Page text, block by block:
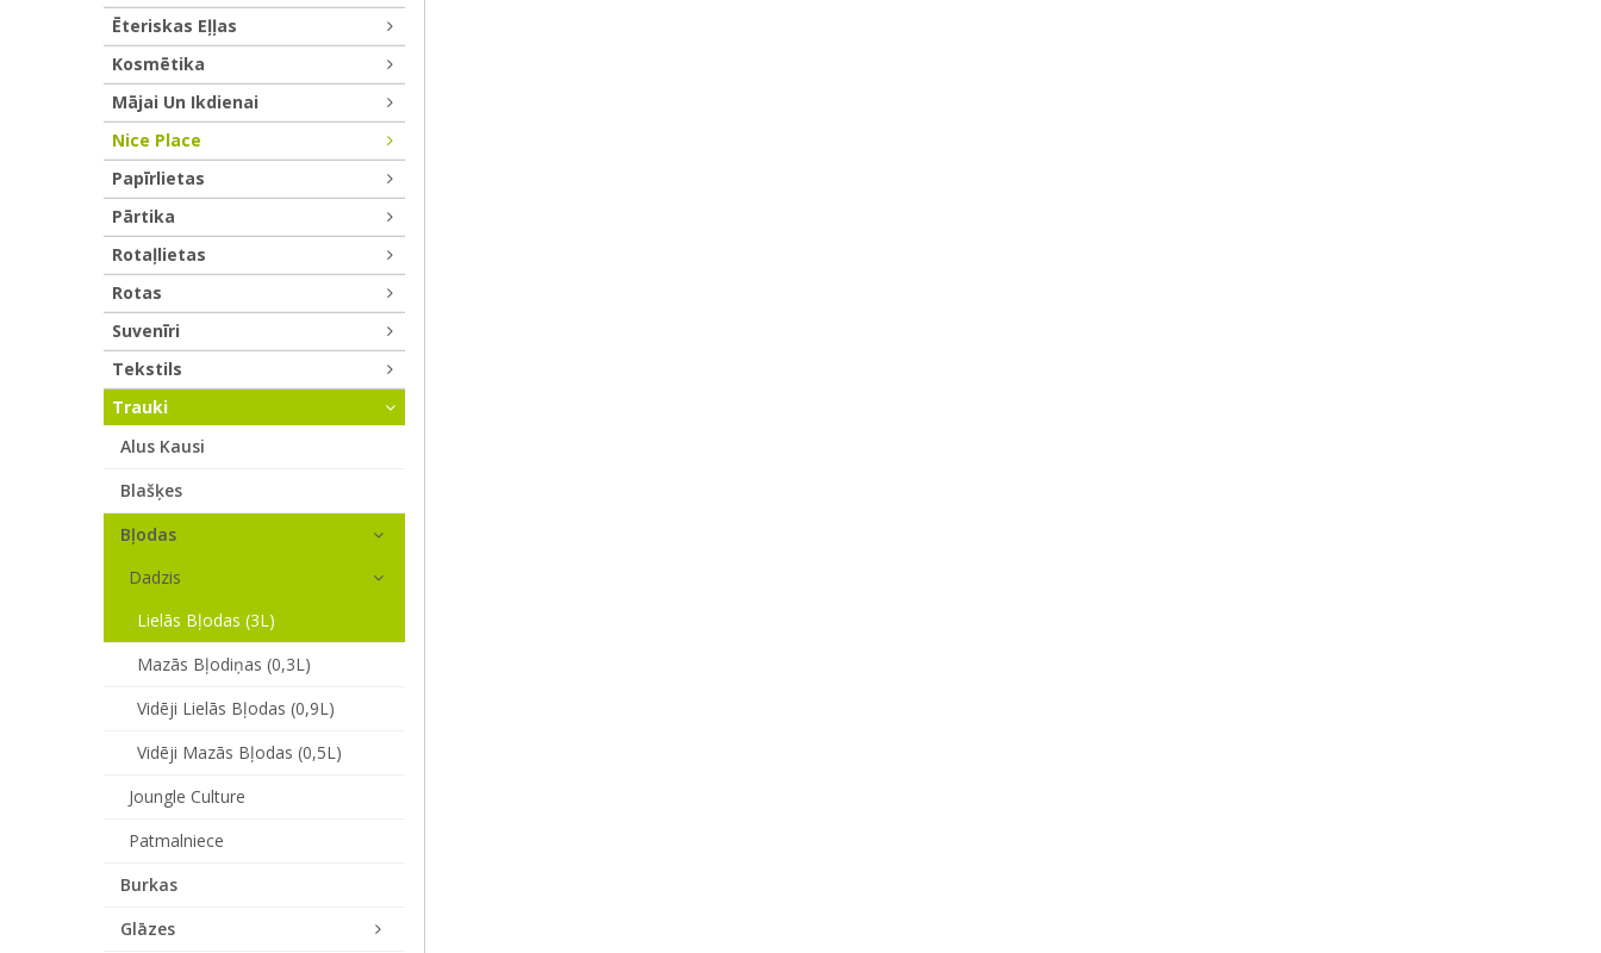
Ēteriskas Eļļas
Kosmētika
Mājai Un Ikdienai
Nice Place
Papīrlietas
Pārtika
Rotaļlietas
Rotas
Suvenīri
Tekstils
Trauki
Alus Kausi
Blašķes
Bļodas
Dadzis
Lielās Bļodas (3L)
Mazās Bļodiņas (0,3L)
Vidēji Lielās Bļodas (0,9L)
Vidēji Mazās Bļodas (0,5L)
Joungle Culture
Patmalniece
Burkas
Glāzes